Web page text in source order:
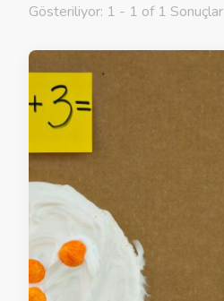
Gösteriliyor: 1 - 1 of 1 Sonuçlar